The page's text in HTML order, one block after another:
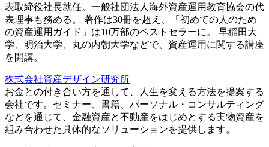
表取締役社長就任。一般社団法人海外資産運用教育協会の代
表理事も務める。 著作は30冊を超え、「初めての人のため
の資産運用ガイド」は10万部のベストセラーに。 早稲田大
学、明治大学、丸の内朝大学などで、資産運用に関する講座
を開講。
株式会社資産デザイン研究所
お金との付き合い方を通して、人生を変える方法を提案する
会社です。セミナー、書籍、パーソナル・コンサルティング
などを通じて、金融資産と不動産をはじめとする実物資産を
組み合わせた具体的なソリューションを提供します。